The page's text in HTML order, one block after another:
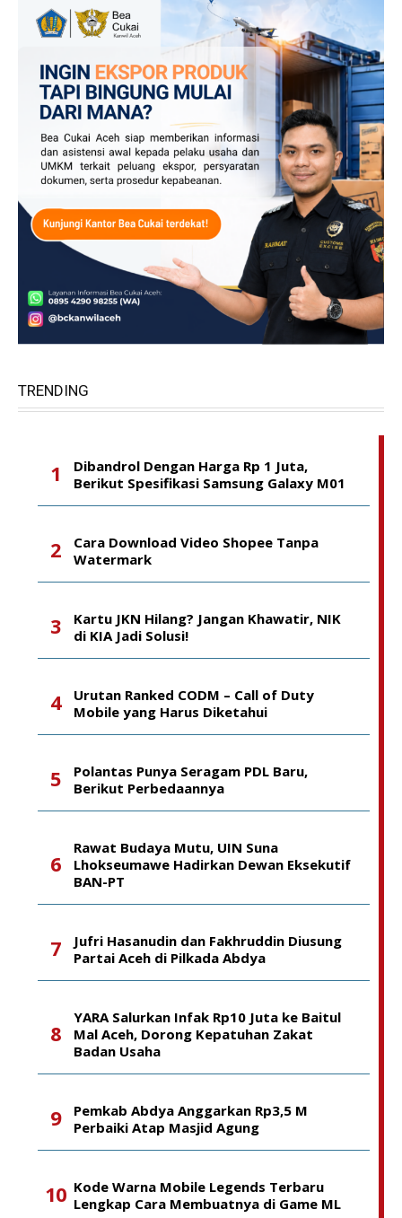
TRENDING
Dibandrol Dengan Harga Rp 1 Juta,
Berikut Spesifikasi Samsung Galaxy M01
Cara Download Video Shopee Tanpa
Watermark
Kartu JKN Hilang? Jangan Khawatir, NIK
di KIA Jadi Solusi!
Urutan Ranked CODM – Call of Duty
Mobile yang Harus Diketahui
Polantas Punya Seragam PDL Baru,
Berikut Perbedaannya
Rawat Budaya Mutu, UIN Suna
Lhokseumawe Hadirkan Dewan Eksekutif
BAN-PT
Jufri Hasanudin dan Fakhruddin Diusung
Partai Aceh di Pilkada Abdya
YARA Salurkan Infak Rp10 Juta ke Baitul
Mal Aceh, Dorong Kepatuhan Zakat
Badan Usaha
Pemkab Abdya Anggarkan Rp3,5 M
Perbaiki Atap Masjid Agung
Kode Warna Mobile Legends Terbaru
Lengkap Cara Membuatnya di Game ML